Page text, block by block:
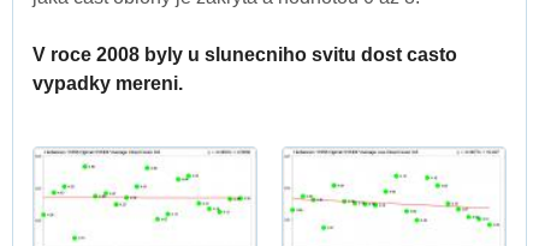
V roce 2008 byly u slunecniho svitu dost casto
vypadky mereni.